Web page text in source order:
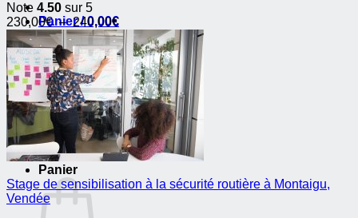
Panier /0,00€
Votre panier est vide.
Retour à la boutique
Panier
Note 4.50 sur 5
230,00€ – 240,00€Plage
de
prix :
230,00€
240,00€
Stage de sensibilisation à la sécurité routière à Montaigu,
Vendée